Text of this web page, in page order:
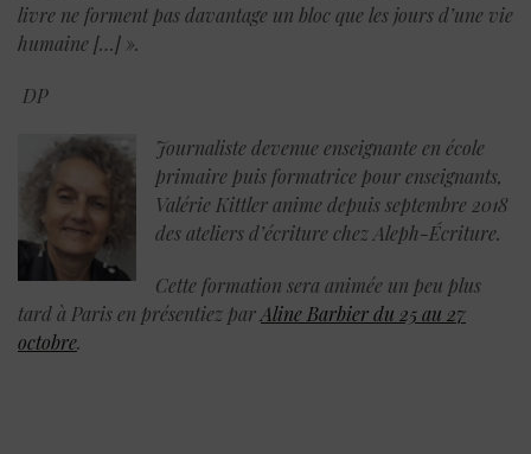
livre ne forment pas davantage un bloc que les jours d’une vie
humaine […] ».
DP
Journaliste devenue enseignante en école
primaire puis formatrice pour enseignants,
Valérie Kittler anime depuis septembre 2018
des ateliers d’écriture chez Aleph-Écriture.
Cette formation sera animée un peu plus
tard à Paris en présentiez parAline Barbier du 25 au 27
octobre.